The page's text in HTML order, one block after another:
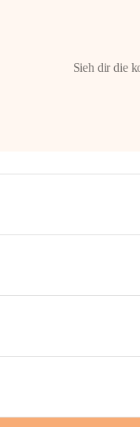
Sieh dir die